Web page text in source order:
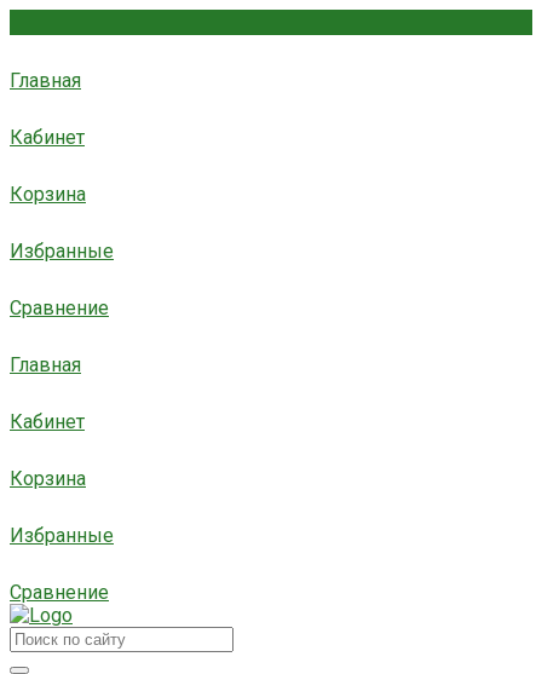
Главная
Кабинет
Корзина
Избранные
Сравнение
Главная
Кабинет
Корзина
Избранные
Сравнение